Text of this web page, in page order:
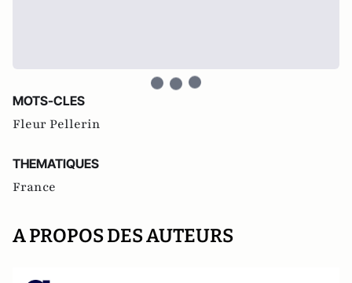
MOTS-CLES
Fleur Pellerin
THEMATIQUES
France
A PROPOS DES AUTEURS